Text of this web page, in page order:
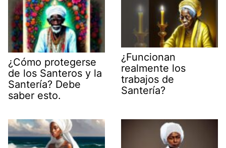
¿Cómo protegerse
de los Santeros y la
Santería? Debe
saber esto.
¿Funcionan
realmente los
trabajos de
Santería?